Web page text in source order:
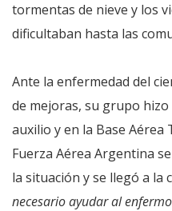
tormentas de nieve y los
dificultaban hasta las
Ante la enfermedad del
de mejoras, su grupo
auxilio y en la Base
Fuerza Aérea Argentina
la situación y se llegó a la
necesario ayudar al